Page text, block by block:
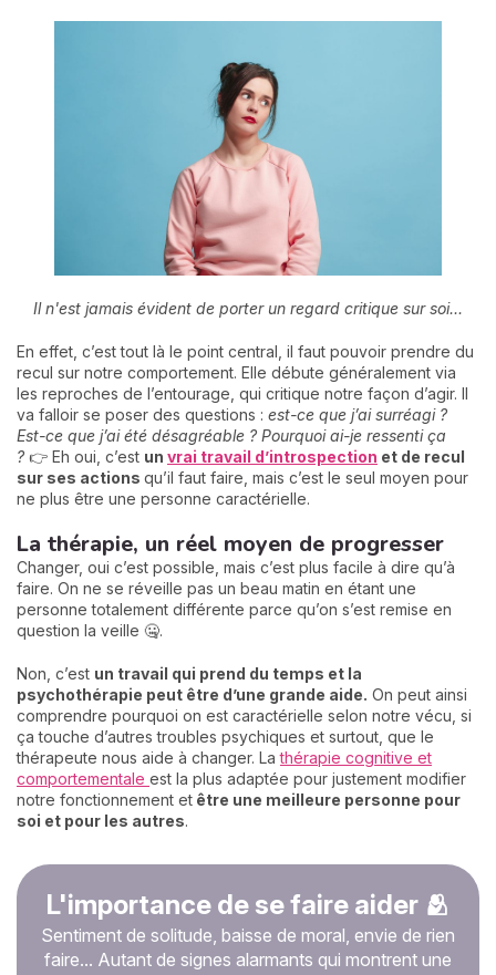
Il n'est jamais évident de porter un regard critique sur soi...
En effet, c’est tout là le point central, il faut pouvoir prendre du
recul sur notre comportement. Elle débute généralement via
les reproches de l’entourage, qui critique notre façon d’agir. Il
va falloir se poser des questions : est-ce que j’ai surréagi ?
Est-ce que j’ai été désagréable ? Pourquoi ai-je ressenti ça
? 👉 Eh oui, c’est un vrai travail d’introspection et de recul
sur ses actions qu’il faut faire, mais c’est le seul moyen pour
ne plus être une personne caractérielle.
La thérapie, un réel moyen de progresser
Changer, oui c’est possible, mais c’est plus facile à dire qu’à
faire. On ne se réveille pas un beau matin en étant une
personne totalement différente parce qu’on s’est remise en
question la veille 🤐.
Non, c’est un travail qui prend du temps et la
psychothérapie peut être d’une grande aide. On peut ainsi
comprendre pourquoi on est caractérielle selon notre vécu, si
ça touche d’autres troubles psychiques et surtout, que le
thérapeute nous aide à changer. Lathérapie cognitive et
comportementale est la plus adaptée pour justement modifier
notre fonctionnement et être une meilleure personne pour
soi et pour les autres.
L'importance de se faire aider 🫂
Sentiment de solitude, baisse de moral, envie de rien
faire... Autant de signes alarmants qui montrent une